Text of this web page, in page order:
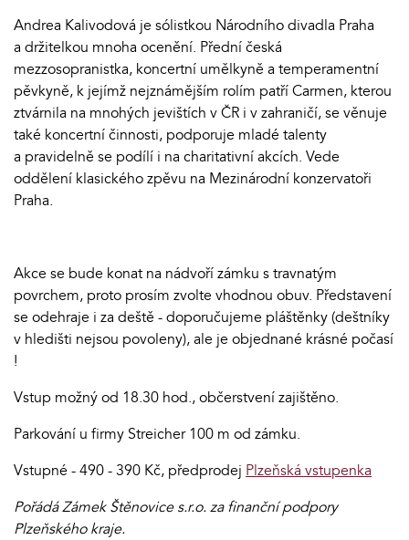
Andrea Kalivodová je sólistkou Národního divadla Praha
a držitelkou mnoha ocenění. Přední česká
mezzosopranistka, koncertní umělkyně a temperamentní
pěvkyně, k jejímž nejznámějším rolím patří Carmen, kterou
ztvárnila na mnohých jevištích v ČR i v zahraničí, se věnuje
také koncertní činnosti, podporuje mladé talenty
a pravidelně se podílí i na charitativní akcích. Vede
oddělení klasického zpěvu na Mezinárodní konzervatoři
Praha.
Akce se bude konat na nádvoří zámku s travnatým
povrchem, proto prosím zvolte vhodnou obuv. Představení
se odehraje i za deště - doporučujeme pláštěnky (deštníky
v hledišti nejsou povoleny), ale je objednané krásné počasí
!
Vstup možný od 18.30 hod., občerstvení zajištěno.
Parkování u firmy Streicher 100 m od zámku.
Vstupné - 490 - 390 Kč, předprodej Plzeňská vstupenka
Pořádá Zámek Štěnovice s.r.o. za finanční podpory
Plzeňského kraje.